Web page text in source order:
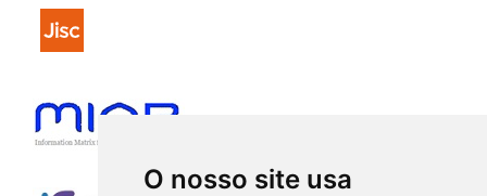
O nosso site usa